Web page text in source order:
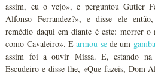
assim, eu o vejo», e perguntou Gutier
Alfonso Ferrandez?», e disse ele
remédio daqui em diante é este: morrer o
como Cavaleiro». E armou-sede um
assim foi a ouvir Missa. E, estando
Escudeiro e disse-lhe, «Que fazeis, Dom